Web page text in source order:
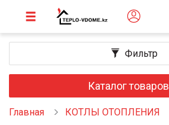
Фильтр
Каталог товаров
Главная КОТЛЫ ОТОПЛЕНИЯ